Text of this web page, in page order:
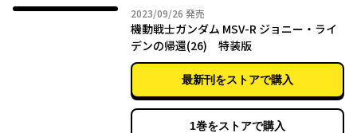
2023/09/26 2023年09月26日
発売
機動戦士ガンダム MSV-R ジョニー・ライ
デンの帰還(26) 特装版
最新刊をストアで購入
1巻をストアで購入